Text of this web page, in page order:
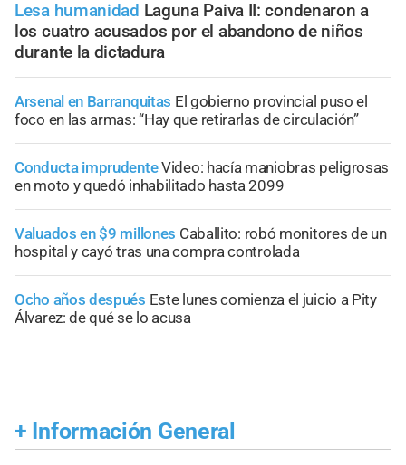
Lesa humanidad Laguna Paiva II: condenaron a
los cuatro acusados por el abandono de niños
durante la dictadura
Arsenal en Barranquitas El gobierno provincial puso el
foco en las armas: “Hay que retirarlas de circulación”
Conducta imprudenteVideo: hacía maniobras peligrosas
en moto y quedó inhabilitado hasta 2099
Valuados en $9 millones Caballito: robó monitores de un
hospital y cayó tras una compra controlada
Ocho años después Este lunes comienza el juicio a Pity
Álvarez: de qué se lo acusa
+ Información General